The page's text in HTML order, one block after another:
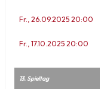
Fr., 26.09.2025 20:00
Fr., 17.10.2025 20:00
13. Spieltag